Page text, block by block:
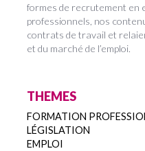
formes de recrutement en
professionnels, nos
contrats de travail et
et du marché de l’emploi.
THEMES
FORMATION
LÉGISLATION
EMPLOI